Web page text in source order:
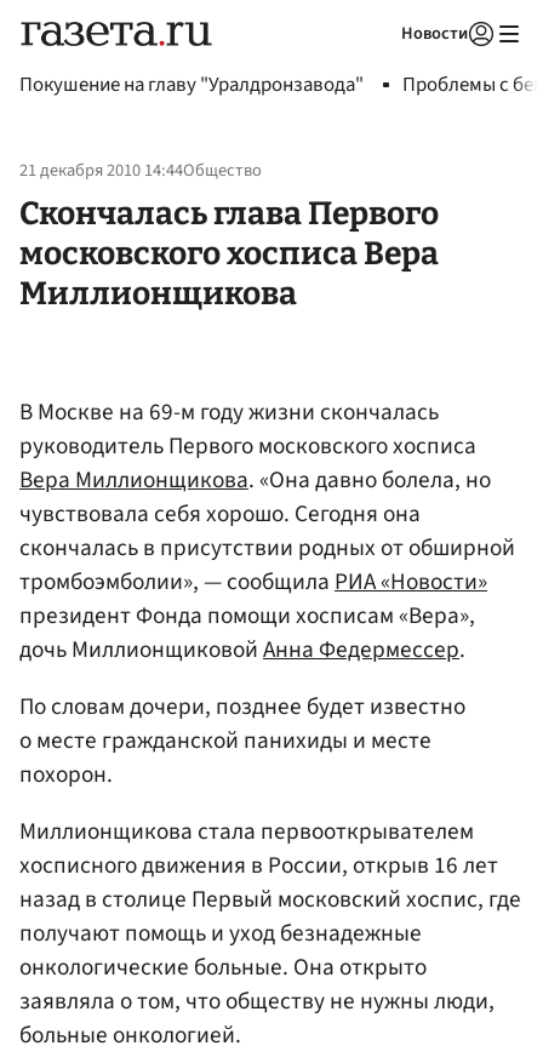
Новости
Покушение на главу "Уралдронзавода" Проблемы с
21 декабря 2010 14:44Общество
Скончалась глава Первого
московского хосписа Вера
Миллионщикова
В Москве на 69-м году жизни скончалась
руководитель Первого московского хосписа
Вера Миллионщикова. «Она давно болела, но
чувствовала себя хорошо. Сегодня она
скончалась в присутствии родных от обширной
тромбоэмболии», — сообщилаРИА «Новости»
президент Фонда помощи хосписам «Вера»,
дочь МиллионщиковойАнна Федермессер.
По словам дочери, позднее будет известно
о месте гражданской панихиды и месте
похорон.
Миллионщикова стала первооткрывателем
хосписного движения в России, открыв 16 лет
назад в столице Первый московский хоспис, где
получают помощь и уход безнадежные
онкологические больные. Она открыто
заявляла о том, что обществу не нужны люди,
больные онкологией.